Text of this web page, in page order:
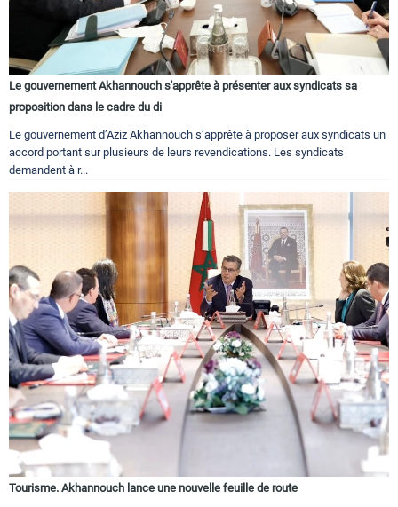
Le gouvernement Akhannouch s'apprête à présenter aux syndicats sa
proposition dans le cadre du di
Le gouvernement d’Aziz Akhannouch s’apprête à proposer aux syndicats un
accord portant sur plusieurs de leurs revendications. Les syndicats
demandent à r...
Tourisme. Akhannouch lance une nouvelle feuille de route